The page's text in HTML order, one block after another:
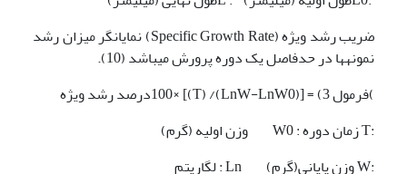
ضریب رشد ویژه (Specific Growth Rate) نمایانگر میزان رشد
نمونه­ها در حدفاصل یک دوره پرورش می­باشد (10).
)فرمول 3) = [(LnW-LnW0)/ (T)] ×100درصد رشد ویژه
:T زمان دوره : W0 وزن اولیه (گرم)
:W وزن پایانی(گرم) Ln : لگاریتم